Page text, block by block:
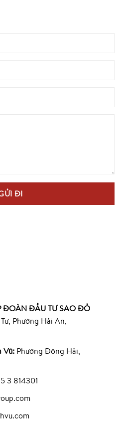
ĐOÀN ĐẦU TƯ SAO ĐỎ
Phường Hải An,
Vũ:Phường Đông Hải,
3 814301